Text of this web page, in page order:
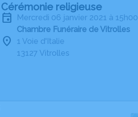
Cérémonie religieuse
mercredi 06 janvier 2021 à 15h00
Chambre Funéraire de Vitrolles
1 Voie d'Italie
13127 Vitrolles